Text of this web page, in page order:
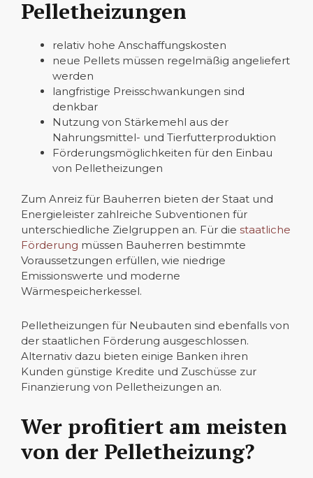
Pelletheizungen
relativ hohe Anschaffungskosten
neue Pellets müssen regelmäßig angeliefert
werden
langfristige Preisschwankungen sind
denkbar
Nutzung von Stärkemehl aus der
Nahrungsmittel- und Tierfutterproduktion
Förderungsmöglichkeiten für den Einbau
von Pelletheizungen
Zum Anreiz für Bauherren bieten der Staat und
Energieleister zahlreiche Subventionen für
unterschiedliche Zielgruppen an. Für die staatliche
Förderung müssen Bauherren bestimmte
Voraussetzungen erfüllen, wie niedrige
Emissionswerte und moderne
Wärmespeicherkessel.
Pelletheizungen für Neubauten sind ebenfalls von
der staatlichen Förderung ausgeschlossen.
Alternativ dazu bieten einige Banken ihren
Kunden günstige Kredite und Zuschüsse zur
Finanzierung von Pelletheizungen an.
Wer profitiert am meisten
von der Pelletheizung?